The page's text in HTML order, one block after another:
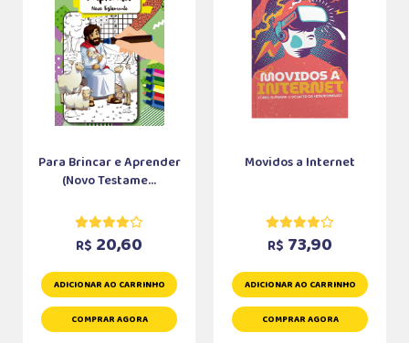
Para Brincar e Aprender
(Novo Testame...
R$ 20,60
ADICIONAR AO CARRINHO
COMPRAR AGORA
Movidos a Internet
R$ 73,90
ADICIONAR AO CARRINHO
COMPRAR AGORA